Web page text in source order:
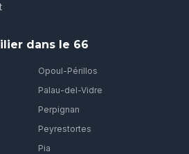
dans le 66
Opoul-Périllos
Palau-del-Vidre
Perpignan
Peyrestortes
Pia